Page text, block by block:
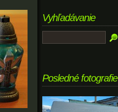
Vyhľadávanie
Posledné fotografie